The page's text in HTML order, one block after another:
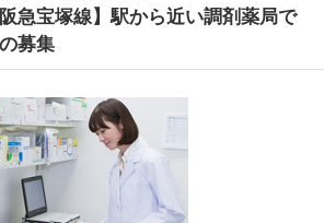
急宝塚線】駅から近い調剤薬局で
募集